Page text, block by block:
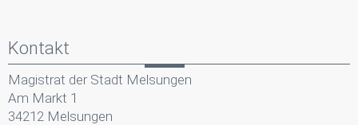
Kontakt
Magistrat der Stadt Melsungen
Am Markt 1
34212 Melsungen